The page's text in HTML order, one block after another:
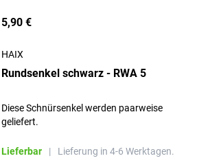
5,90 €
HAIX
Rundsenkel schwarz - RWA 5
Diese Schnürsenkel werden paarweise
geliefert.
Lieferbar | Lieferung in 4-6 Werktagen.